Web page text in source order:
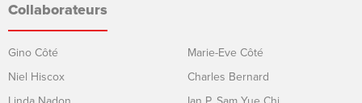
Collaborateurs
Gino Côté
Niel Hiscox
Marie-Eve Côté
Charles Bernard